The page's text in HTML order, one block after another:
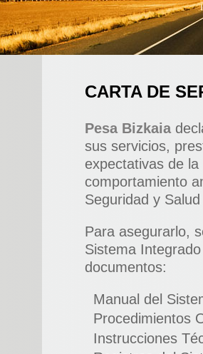
CARTA DE
Pesa Bizkaia
sus servicios,
expectativas de
comportamiento
Seguridad y
Para asegurarlo,
Sistema
documentos:
Manual del
Procedimientos
Instrucciones